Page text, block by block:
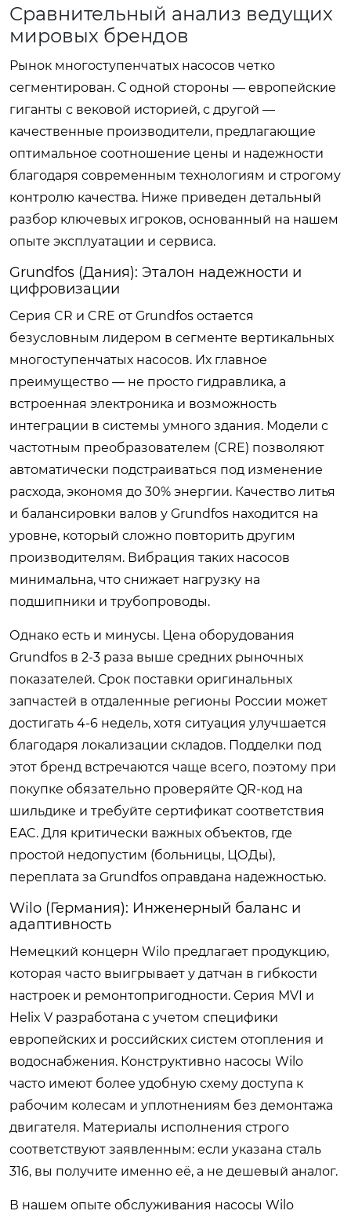
Сравнительный анализ ведущих
мировых брендов
Рынок многоступенчатых насосов четко
сегментирован. С одной стороны — европейские
гиганты с вековой историей, с другой —
качественные производители, предлагающие
оптимальное соотношение цены и надежности
благодаря современным технологиям и строгому
контролю качества. Ниже приведен детальный
разбор ключевых игроков, основанный на нашем
опыте эксплуатации и сервиса.
Grundfos (Дания): Эталон надежности и
цифровизации
Серия CR и CRE от Grundfos остается
безусловным лидером в сегменте вертикальных
многоступенчатых насосов. Их главное
преимущество — не просто гидравлика, а
встроенная электроника и возможность
интеграции в системы умного здания. Модели с
частотным преобразователем (CRE) позволяют
автоматически подстраиваться под изменение
расхода, экономя до 30% энергии. Качество литья
и балансировки валов у Grundfos находится на
уровне, который сложно повторить другим
производителям. Вибрация таких насосов
минимальна, что снижает нагрузку на
подшипники и трубопроводы.
Однако есть и минусы. Цена оборудования
Grundfos в 2-3 раза выше средних рыночных
показателей. Срок поставки оригинальных
запчастей в отдаленные регионы России может
достигать 4-6 недель, хотя ситуация улучшается
благодаря локализации складов. Подделки под
этот бренд встречаются чаще всего, поэтому при
покупке обязательно проверяйте QR-код на
шильдике и требуйте сертификат соответствия
EAC. Для критически важных объектов, где
простой недопустим (больницы, ЦОДы),
переплата за Grundfos оправдана надежностью.
Wilo (Германия): Инженерный баланс и
адаптивность
Немецкий концерн Wilo предлагает продукцию,
которая часто выигрывает у датчан в гибкости
настроек и ремонтопригодности. Серия MVI и
Helix V разработана с учетом специфики
европейских и российских систем отопления и
водоснабжения. Конструктивно насосы Wilo
часто имеют более удобную схему доступа к
рабочим колесам и уплотнениям без демонтажа
двигателя. Материалы исполнения строго
соответствуют заявленным: если указана сталь
316, вы получите именно её, а не дешевый аналог.
В нашем опыте обслуживания насосы Wilo